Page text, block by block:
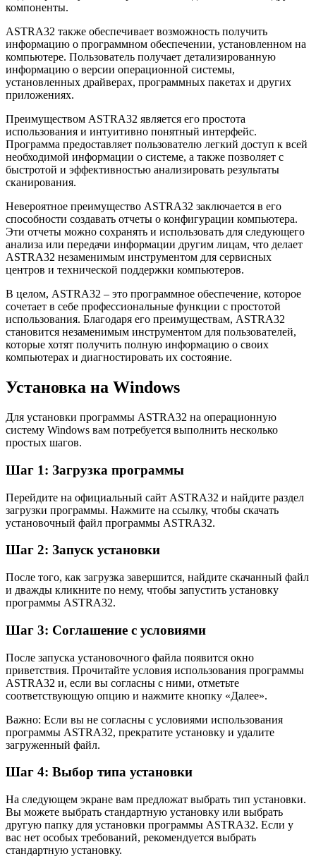
компоненты.
ASTRA32 также обеспечивает возможность получить
информацию о программном обеспечении, установленном на
компьютере. Пользователь получает детализированную
информацию о версии операционной системы,
установленных драйверах, программных пакетах и других
приложениях.
Преимуществом ASTRA32 является его простота
использования и интуитивно понятный интерфейс.
Программа предоставляет пользователю легкий доступ к всей
необходимой информации о системе, а также позволяет с
быстротой и эффективностью анализировать результаты
сканирования.
Невероятное преимущество ASTRA32 заключается в его
способности создавать отчеты о конфигурации компьютера.
Эти отчеты можно сохранять и использовать для следующего
анализа или передачи информации другим лицам, что делает
ASTRA32 незаменимым инструментом для сервисных
центров и технической поддержки компьютеров.
В целом, ASTRA32 – это программное обеспечение, которое
сочетает в себе профессиональные функции с простотой
использования. Благодаря его преимуществам, ASTRA32
становится незаменимым инструментом для пользователей,
которые хотят получить полную информацию о своих
компьютерах и диагностировать их состояние.
Установка на Windows
Для установки программы ASTRA32 на операционную
систему Windows вам потребуется выполнить несколько
простых шагов.
Шаг 1: Загрузка программы
Перейдите на официальный сайт ASTRA32 и найдите раздел
загрузки программы. Нажмите на ссылку, чтобы скачать
установочный файл программы ASTRA32.
Шаг 2: Запуск установки
После того, как загрузка завершится, найдите скачанный файл
и дважды кликните по нему, чтобы запустить установку
программы ASTRA32.
Шаг 3: Соглашение с условиями
После запуска установочного файла появится окно
приветствия. Прочитайте условия использования программы
ASTRA32 и, если вы согласны с ними, отметьте
соответствующую опцию и нажмите кнопку «Далее».
Важно: Если вы не согласны с условиями использования
программы ASTRA32, прекратите установку и удалите
загруженный файл.
Шаг 4: Выбор типа установки
На следующем экране вам предложат выбрать тип установки.
Вы можете выбрать стандартную установку или выбрать
другую папку для установки программы ASTRA32. Если у
вас нет особых требований, рекомендуется выбрать
стандартную установку.